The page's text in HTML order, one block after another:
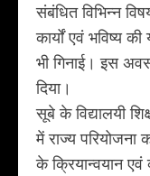
संबंधित विभिन्न
कार्यों एवं भविष्य
भी गिनाई। इस
दिया।
सूबे के विद्यालयी
में राज्य परियोजना
के क्रियान्वयान एवं